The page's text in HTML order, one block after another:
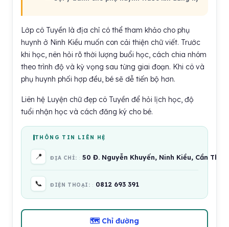
Lớp cô Tuyền là địa chỉ có thể tham khảo cho phụ
huynh ở Ninh Kiều muốn con cải thiện chữ viết. Trước
khi học, nên hỏi rõ thời lượng buổi học, cách chia nhóm
theo trình độ và kỳ vọng sau từng giai đoạn. Khi cô và
phụ huynh phối hợp đều, bé sẽ dễ tiến bộ hơn.
Liên hệ Luyện chữ đẹp cô Tuyền để hỏi lịch học, độ
tuổi nhận học và cách đăng ký cho bé.
THÔNG TIN LIÊN HỆ
📍 ĐỊA CHỈ: 50 Đ. Nguyễn Khuyến, Ninh Kiều, Cần Thơ,
📞 ĐIỆN THOẠI: 0812 693 391
🗺 Chỉ đường